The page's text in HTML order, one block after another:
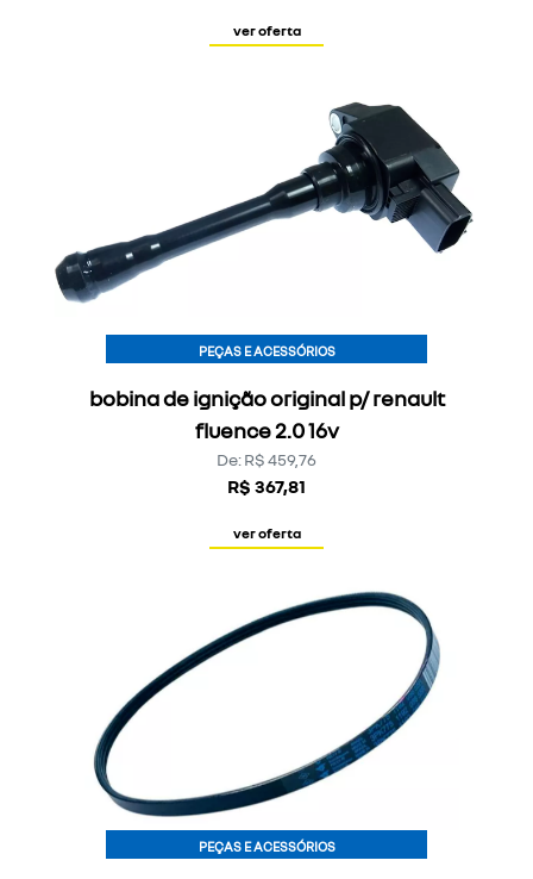
ver oferta
bobina de ignição original p/ renault
fluence 2.0 16v
PEÇAS E ACESSÓRIOS
De: R$ 459,76
R$ 367,81
ver oferta
PEÇAS E ACESSÓRIOS